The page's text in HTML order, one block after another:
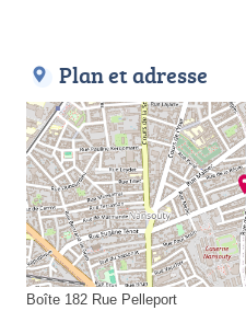
Plan et adresse
Boîte 182 Rue Pelleport